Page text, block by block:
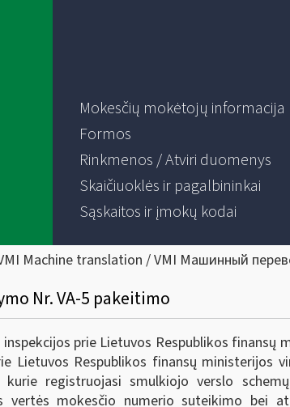
Mokesčių mokėtojų informacija
Formos
Rinkmenos / Atviri duomenys
Skaičiuoklės ir pagalbininkai
Sąskaitos ir įmokų kodai
Machine translation / VMI Машинный
Nr. VA-5 pakeitimo
prie Lietuvos Respublikos finansų
Lietuvos Respublikos finansų ministerijos
kurie registruojasi smulkiojo verslo
vertės mokesčio numerio suteikimo bei